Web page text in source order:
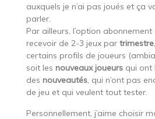
auxquels je n’ai pas joués et ça
parler.
Par ailleurs, l’option
recevoir de 2-3 jeux par trimestre
certains profils de joueurs
soit les nouveaux joueursqui ont
des nouveautés, qui n’ont pas
de jeu et qui veulent tout tester.
Personnellement, j’aime choisir